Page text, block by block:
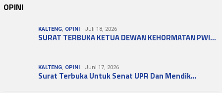
OPINI
KALTENG, OPINI Juli 18, 2026
SURAT TERBUKA KETUA DEWAN KEHORMATAN PWI…
KALTENG, OPINI Juni 17, 2026
Surat Terbuka Untuk Senat UPR Dan Mendik…